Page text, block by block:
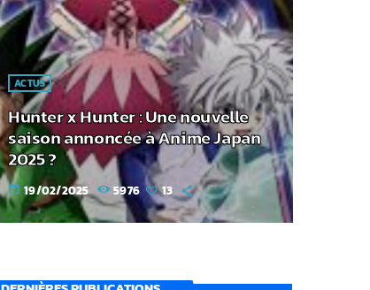
ACTUS
Hunter x Hunter : Une nouvelle
saison annoncée à Anime Japan
2025 ?
today 19/02/2025 5976 13